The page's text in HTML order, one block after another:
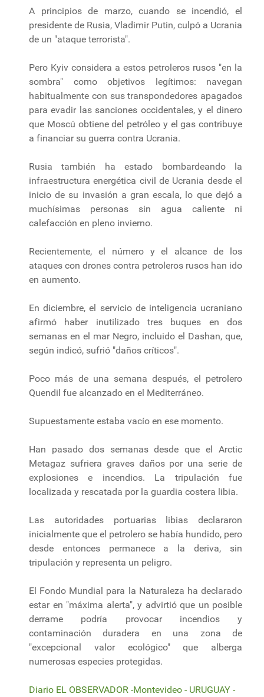
A principios de marzo, cuando se incendió, el
presidente de Rusia, Vladimir Putin, culpó a Ucrania
de un "ataque terrorista".
Pero Kyiv considera a estos petroleros rusos "en la
sombra" como objetivos legítimos: navegan
habitualmente con sus transpondedores apagados
para evadir las sanciones occidentales, y el dinero
que Moscú obtiene del petróleo y el gas contribuye
a financiar su guerra contra Ucrania.
Rusia también ha estado bombardeando la
infraestructura energética civil de Ucrania desde el
inicio de su invasión a gran escala, lo que dejó a
muchísimas personas sin agua caliente ni
calefacción en pleno invierno.
Recientemente, el número y el alcance de los
ataques con drones contra petroleros rusos han ido
en aumento.
En diciembre, el servicio de inteligencia ucraniano
afirmó haber inutilizado tres buques en dos
semanas en el mar Negro, incluido el Dashan, que,
según indicó, sufrió "daños críticos".
Poco más de una semana después, el petrolero
Quendil fue alcanzado en el Mediterráneo.
Supuestamente estaba vacío en ese momento.
Han pasado dos semanas desde que el Arctic
Metagaz sufriera graves daños por una serie de
explosiones e incendios. La tripulación fue
localizada y rescatada por la guardia costera libia.
Las autoridades portuarias libias declararon
inicialmente que el petrolero se había hundido, pero
desde entonces permanece a la deriva, sin
tripulación y representa un peligro.
El Fondo Mundial para la Naturaleza ha declarado
estar en "máxima alerta", y advirtió que un posible
derrame podría provocar incendios y
contaminación duradera en una zona de
"excepcional valor ecológico" que alberga
numerosas especies protegidas.
Diario EL OBSERVADOR -Montevideo - URUGUAY -